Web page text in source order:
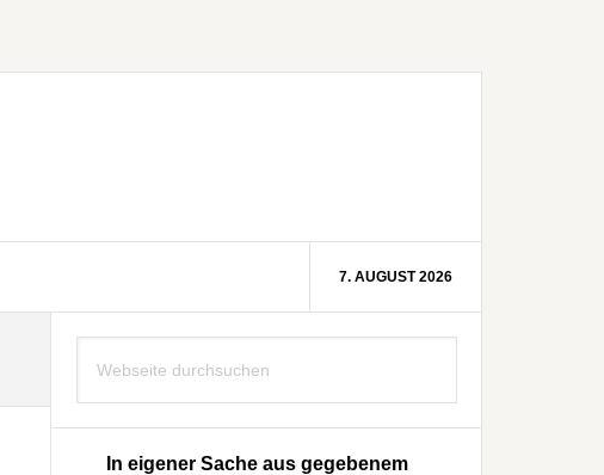
7. AUGUST 2026
Seitenspalte
durchsuchen
In eigener Sache aus gegebenem